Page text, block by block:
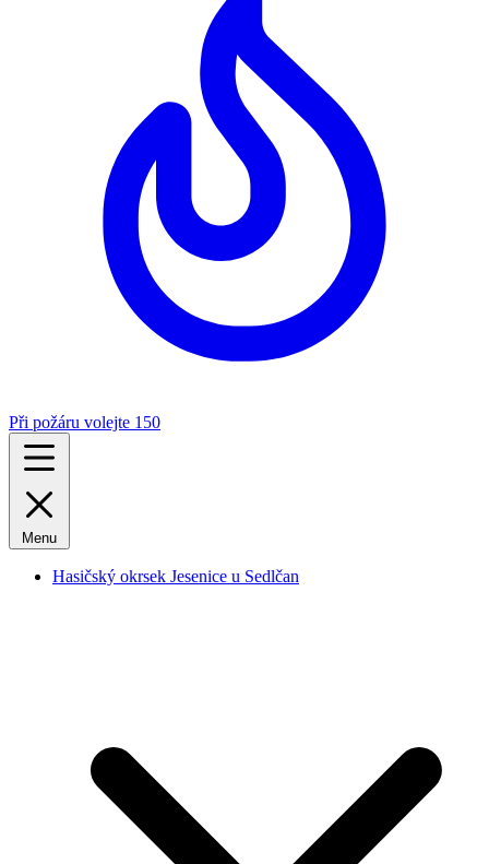
Při požáru volejte 150
Menu
Hasičský okrsek Jesenice u Sedlčan